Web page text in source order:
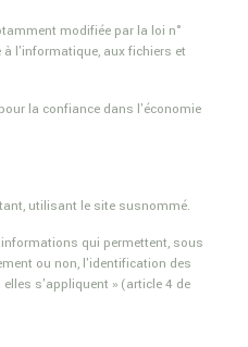
modifiée par la loi n°
l'informatique, aux fichiers et
la confiance dans l'économie
utilisant le site susnommé.
qui permettent, sous
ou non, l'identification des
s'appliquent » (article 4 de